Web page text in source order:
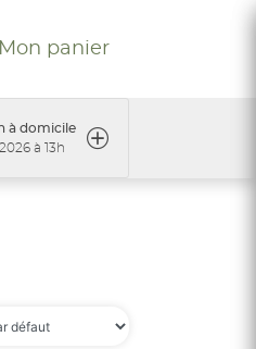
Mon panier
à domicile
à 13h